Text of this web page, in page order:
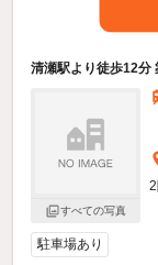
清瀬駅より徒歩12分
すべての写真
駐車場あり